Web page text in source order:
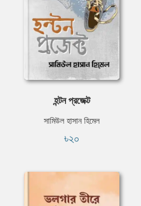
হন্টন প্রজেক্ট
সামিউল হাসান হিমেল
৳২০